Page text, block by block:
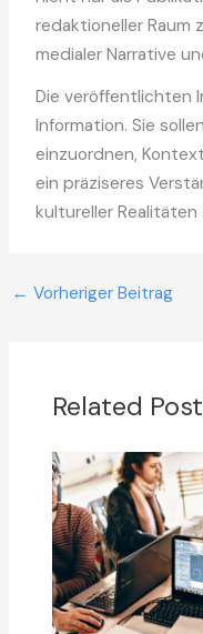
redaktioneller Raum
medialer Narrative
Die veröffentlichten
Information. Sie
einzuordnen,
ein präziseres
kultureller Realitäten
← Vorheriger Beitrag
Related